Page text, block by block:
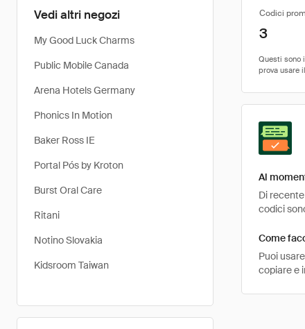
Vedi altri negozi
My Good Luck Charms
Public Mobile Canada
Arena Hotels Germany
Phonics In Motion
Baker Ross IE
Portal Pós by Kroton
Burst Oral Care
Ritani
Notino Slovakia
Kidsroom Taiwan
Codici
3
Al
Di
codici
Come
Puoi
copiare e